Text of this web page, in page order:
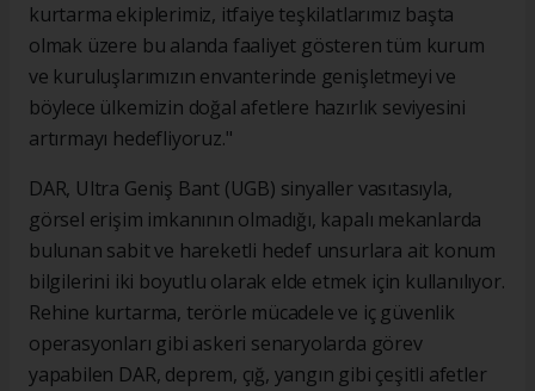
kurtarma ekiplerimiz, itfaiye teşkilatlarımız başta
olmak üzere bu alanda faaliyet gösteren tüm kurum
ve kuruluşlarımızın envanterinde genişletmeyi ve
böylece ülkemizin doğal afetlere hazırlık seviyesini
artırmayı hedefliyoruz."
DAR, Ultra Geniş Bant (UGB) sinyaller vasıtasıyla,
görsel erişim imkanının olmadığı, kapalı mekanlarda
bulunan sabit ve hareketli hedef unsurlara ait konum
bilgilerini iki boyutlu olarak elde etmek için kullanılıyor.
Rehine kurtarma, terörle mücadele ve iç güvenlik
operasyonları gibi askeri senaryolarda görev
yapabilen DAR, deprem, çığ, yangın gibi çeşitli afetler